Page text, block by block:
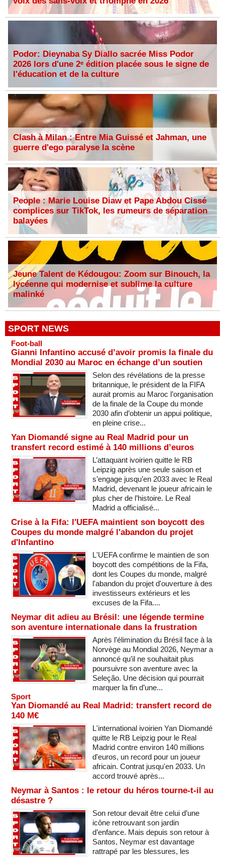
Podor: Dieynaba Sy Diallo sacrée Miss Podor
2026 lors d'une 2ᵉ édition placée sous le signe de
l'éducation et de la culture
Clash à Milan : Entre Mia Guissé et Jahman, une
guerre d'ego paralyse la scène
People : Marie Louise Diaw et Pape Abdou Cissé
complices sur TikTok, les rumeurs de séparation
balayées
Jeune Talent de Kédougou: Zoom sur Binouch, la
lycéenne qui modernise et sublime la culture
malinké
SPORT NEWS
Foot-ball
Gianni Infantino accusé d’avoir promis la finale du
Mondial 2030 au Maroc en échange d’un soutien
Selon des révélations de la presse
britannique, le président de la FIFA
aurait promis au Maroc l’organisation
de la finale de la Coupe du monde
2030 afin d’obtenir un appui politique,
en pleine crise...
Yan Diomandé signe au Real Madrid pour un
transfert record estimé à 140 millions d’euros
L’attaquant ivoirien quitte le RB
Leipzig après une seule saison et
s’engage jusqu’en 2033 avec le Real
Madrid, devenant le joueur africain le
plus cher de l’histoire. Le Real
Madrid a officialisé...
Crise à la Fifa: l'UEFA maintient son boycott des
Coupes du monde malgré l'abandon du projet
d'Infantino
L'UEFA confirme le maintien de son
boycott des compétitions de la Fifa,
dont les Coupes du monde, malgré
l'abandon du projet d'ouverture à des
investisseurs extérieurs et les
excuses de la Fifa....
Neymar dit adieu au Brésil: une légende termine
son aventure internationale dans la frustration
Après l’élimination du Brésil face à la
Norvège au Mondial 2026, Neymar a
annoncé qu’il ne souhaitait plus
poursuivre son aventure avec la
Seleção. Une décision qui pourrait
marquer la fin d’une...
Sport
Yan Diomandé au Real Madrid: transfert record de
140 M€
L'international ivoirien Yan Diomandé
quitte le RB Leipzig pour le Real
Madrid contre environ 140 millions
d'euros, un record pour un joueur
africain. Contrat jusqu'en 2033. Un
accord trouvé après...
Neymar à Santos : le retour du héros tourne-t-il au
désastre ?
Son retour devait être celui d’une
icône retrouvant son jardin
d’enfance. Mais depuis son retour à
Santos, Neymar est davantage
rattrapé par les blessures, les